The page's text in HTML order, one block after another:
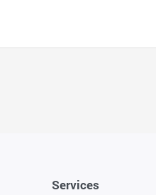
Services